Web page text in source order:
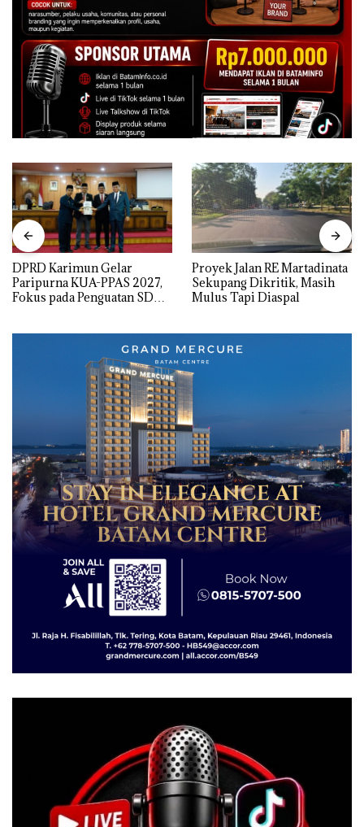
DPRD Karimun Gelar
Paripurna KUA-PPAS 2027,
Fokus pada Penguatan SDM,
Proyek Jalan RE Martadinata
Sekupang Dikritik, Masih
Mulus Tapi Diaspal